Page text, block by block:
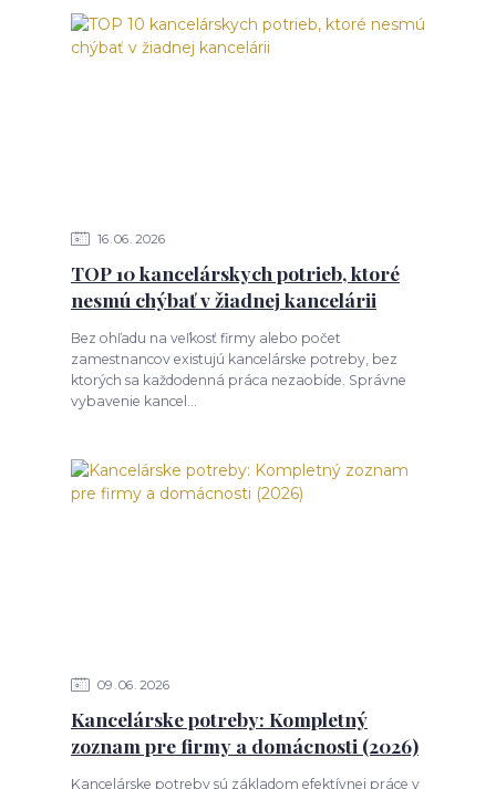
16 06 2026
TOP 10 kancelárskych potrieb, ktoré
nesmú chýbať v žiadnej kancelárii
Bez ohľadu na veľkosť firmy alebo počet
zamestnancov existujú kancelárske potreby, bez
ktorých sa každodenná práca nezaobíde. Správne
vybavenie kancel...
09 06 2026
Kancelárske potreby: Kompletný
zoznam pre firmy a domácnosti (2026)
Kancelárske potreby sú základom efektívnej práce v